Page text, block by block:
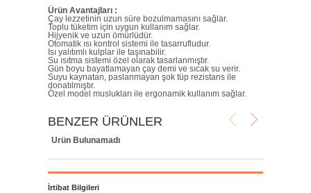
Ürün Avantajları :
Çay lezzetinin uzun süre bozulmamasını sağlar.
Toplu tüketim için uygun kullanım sağlar.
Hijyenik ve uzun ömürlüdür.
Otomatik ısı kontrol sistemi ile tasarrufludur.
Isı yalıtımlı kulplar ile taşınabilir.
Su ısıtma sistemi özel olarak tasarlanmıştır.
Gün boyu bayatlamayan çay demi ve sıcak su verir.
Suyu kaynatan, paslanmayan şok tüp rezistans ile
donatılmıştır.
Özel model muslukları ile ergonamik kullanım sağlar.
BENZER ÜRÜNLER
Ürün Bulunamadı
İrtibat Bilgileri